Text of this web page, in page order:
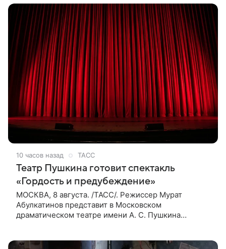
10 часов назад ТАСС
Театр Пушкина готовит спектакль
«Гордость и предубеждение»
МОСКВА, 8 августа. /ТАСС/. Режиссер Мурат
Абулкатинов представит в Московском
драматическом театре имени А. С. Пушкина
XVIII —